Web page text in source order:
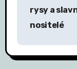
g
rysy a
nositelé